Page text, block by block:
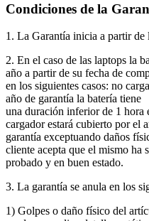
Condiciones de la
1. La Garantía inicia a partir de
2. En el caso de las laptops la
año a partir de su fecha de
en los siguientes casos: no
año de garantía la batería tiene
una duración inferior de 1 hora
cargador estará cubierto por el
garantía exceptuando daños
cliente acepta que el mismo ha
probado y en buen estado.
3. La garantía se anula en los
1) Golpes o daño físico del